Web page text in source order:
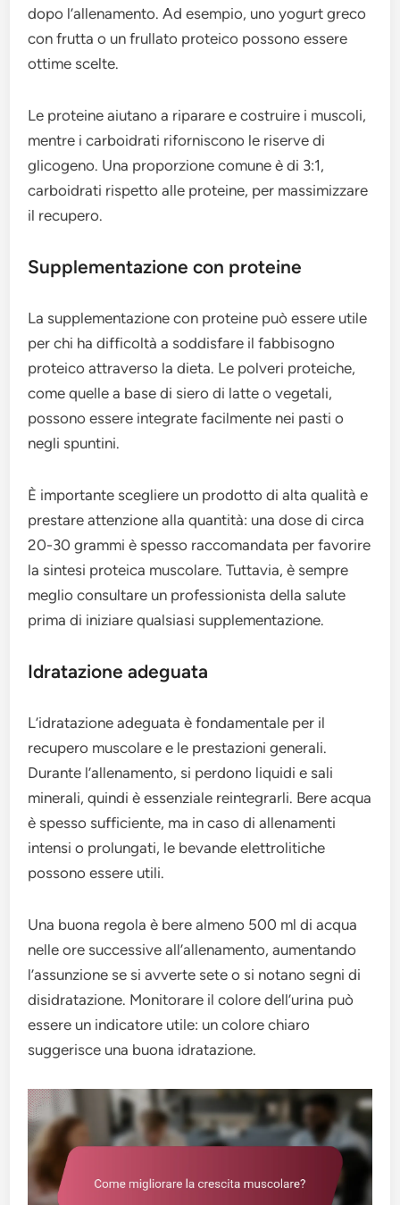
dopo l’allenamento. Ad esempio, uno yogurt greco
con frutta o un frullato proteico possono essere
ottime scelte.
Le proteine aiutano a riparare e costruire i muscoli,
mentre i carboidrati riforniscono le riserve di
glicogeno. Una proporzione comune è di 3:1,
carboidrati rispetto alle proteine, per massimizzare
il recupero.
Supplementazione con proteine
La supplementazione con proteine può essere utile
per chi ha difficoltà a soddisfare il fabbisogno
proteico attraverso la dieta. Le polveri proteiche,
come quelle a base di siero di latte o vegetali,
possono essere integrate facilmente nei pasti o
negli spuntini.
È importante scegliere un prodotto di alta qualità e
prestare attenzione alla quantità: una dose di circa
20-30 grammi è spesso raccomandata per favorire
la sintesi proteica muscolare. Tuttavia, è sempre
meglio consultare un professionista della salute
prima di iniziare qualsiasi supplementazione.
Idratazione adeguata
L’idratazione adeguata è fondamentale per il
recupero muscolare e le prestazioni generali.
Durante l’allenamento, si perdono liquidi e sali
minerali, quindi è essenziale reintegrarli. Bere acqua
è spesso sufficiente, ma in caso di allenamenti
intensi o prolungati, le bevande elettrolitiche
possono essere utili.
Una buona regola è bere almeno 500 ml di acqua
nelle ore successive all’allenamento, aumentando
l’assunzione se si avverte sete o si notano segni di
disidratazione. Monitorare il colore dell’urina può
essere un indicatore utile: un colore chiaro
suggerisce una buona idratazione.